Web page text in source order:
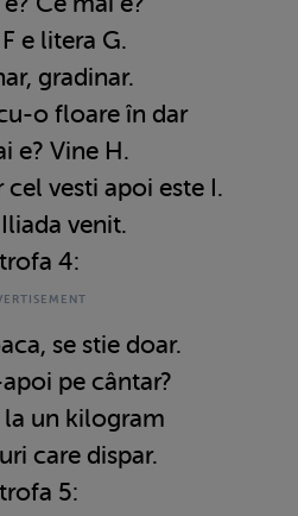
e litera G.
gradinar.
o floare în dar
e? Vine H.
vesti apoi este I.
venit.
4:
se stie doar.
pe cântar?
la un kilogram
care dispar.
5: